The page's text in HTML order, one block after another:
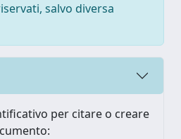
salvo diversa
per citare o creare